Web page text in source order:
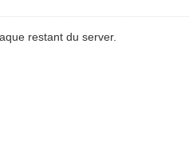
restant du server.